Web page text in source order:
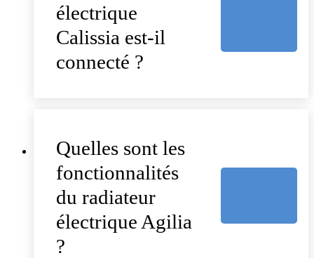
électrique
Calissia est-il
connecté ?
Quelles sont les
fonctionnalités
du radiateur
électrique Agilia
?